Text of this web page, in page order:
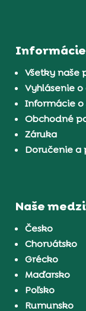
Všetky naše
Vyhlásenie
Informácie o
Obchodné
Záruka
Doručenie a
Naše
Česko
Chorvátsko
Grécko
Maďarsko
Poľsko
Rumunsko